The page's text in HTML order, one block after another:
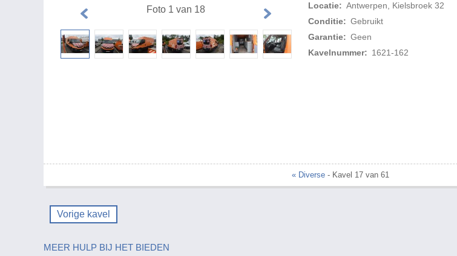
Locatie: Antwerpen, Kielsbroek 32
Conditie: Gebruikt
Garantie: Geen
Kavelnummer: 1621-162
Foto 1 van 18 Foto 2 van 18
« Diverse- Kavel 17 van 61
Vorige kavel
MEER HULP BIJ HET BIEDEN